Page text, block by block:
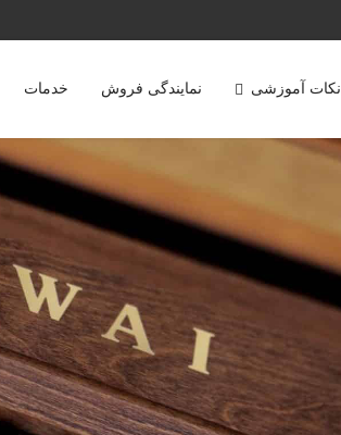
نکات آموزشی نمایندگی فروش خدمات